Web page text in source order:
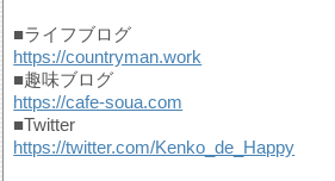
■ライフブログ
https://countryman.work
■趣味ブログ
https://cafe-soua.com
■Twitter
https://twitter.com/Kenko_de_Happy